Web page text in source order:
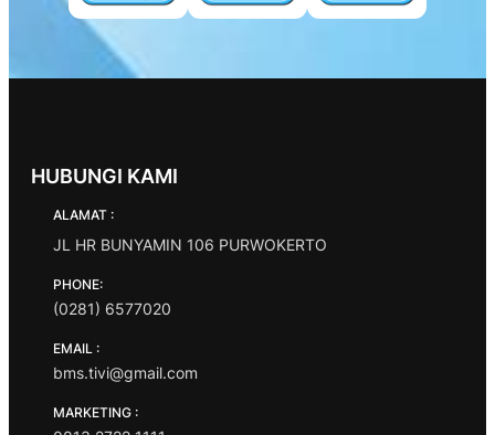
HUBUNGI KAMI
ALAMAT :
JL HR BUNYAMIN 106 PURWOKERTO
PHONE:
(0281) 6577020
EMAIL :
bms.tivi@gmail.com
MARKETING :